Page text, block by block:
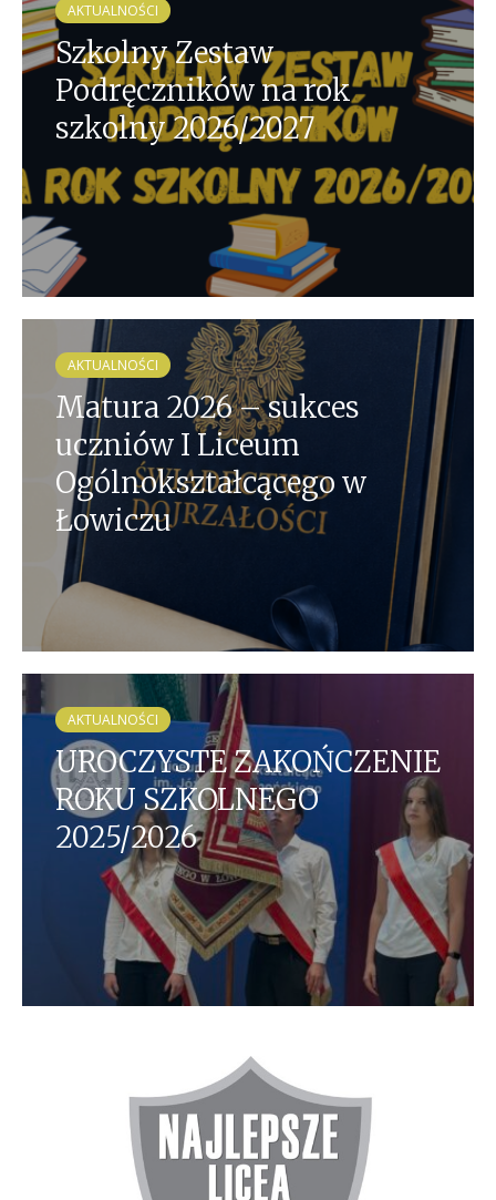
AKTUALNOŚCI
Szkolny Zestaw
Podręczników na rok
szkolny 2026/2027
AKTUALNOŚCI
Matura 2026 – sukces
uczniów I Liceum
Ogólnokształcącego w
Łowiczu
AKTUALNOŚCI
UROCZYSTE ZAKOŃCZENIE
ROKU SZKOLNEGO
2025/2026